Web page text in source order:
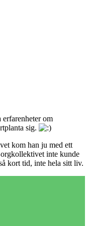
om
sig.
kom han ju med ett
inte kunde
kort tid, inte hela sitt liv.